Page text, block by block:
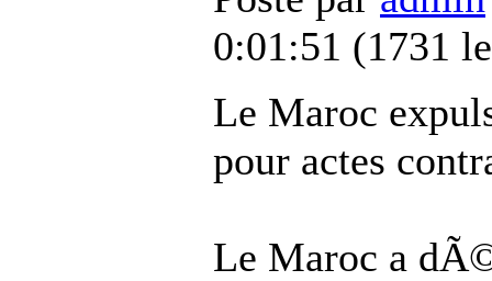
0:01:51 (1731
Le Maroc
pour actes
Le Maroc a